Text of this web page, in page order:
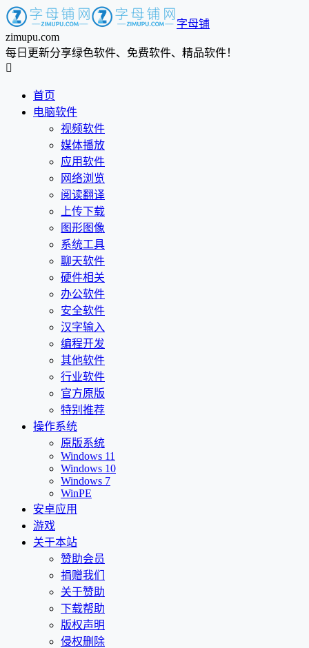
字母铺
zimupu.com
每日更新分享绿色软件、免费软件、精品软件！

首页
电脑软件
视频软件
媒体播放
应用软件
网络浏览
阅读翻译
上传下载
图形图像
系统工具
聊天软件
硬件相关
办公软件
安全软件
汉字输入
编程开发
其他软件
行业软件
官方原版
特别推荐
操作系统
原版系统
Windows 11
Windows 10
Windows 7
WinPE
安卓应用
游戏
关于本站
赞助会员
捐赠我们
关于赞助
下载帮助
版权声明
侵权删除